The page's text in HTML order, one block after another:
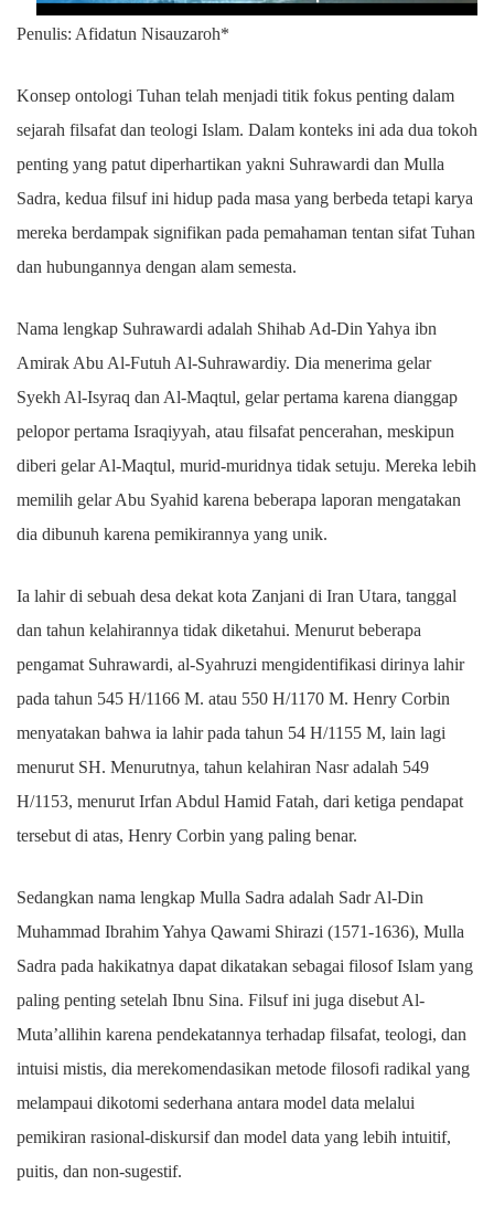
Penulis: Afidatun Nisauzaroh*
Konsep ontologi Tuhan telah menjadi titik fokus penting dalam
sejarah filsafat dan teologi Islam. Dalam konteks ini ada dua tokoh
penting yang patut diperhartikan yakni Suhrawardi dan Mulla
Sadra, kedua filsuf ini hidup pada masa yang berbeda tetapi karya
mereka berdampak signifikan pada pemahaman tentan sifat Tuhan
dan hubungannya dengan alam semesta.
Nama lengkap Suhrawardi adalah Shihab Ad-Din Yahya ibn
Amirak Abu Al-Futuh Al-Suhrawardiy. Dia menerima gelar
Syekh Al-Isyraq dan Al-Maqtul, gelar pertama karena dianggap
pelopor pertama Israqiyyah, atau filsafat pencerahan, meskipun
diberi gelar Al-Maqtul, murid-muridnya tidak setuju. Mereka lebih
memilih gelar Abu Syahid karena beberapa laporan mengatakan
dia dibunuh karena pemikirannya yang unik.
Ia lahir di sebuah desa dekat kota Zanjani di Iran Utara, tanggal
dan tahun kelahirannya tidak diketahui. Menurut beberapa
pengamat Suhrawardi, al-Syahruzi mengidentifikasi dirinya lahir
pada tahun 545 H/1166 M. atau 550 H/1170 M. Henry Corbin
menyatakan bahwa ia lahir pada tahun 54 H/1155 M, lain lagi
menurut SH. Menurutnya, tahun kelahiran Nasr adalah 549
H/1153, menurut Irfan Abdul Hamid Fatah, dari ketiga pendapat
tersebut di atas, Henry Corbin yang paling benar.
Sedangkan nama lengkap Mulla Sadra adalah Sadr Al-Din
Muhammad Ibrahim Yahya Qawami Shirazi (1571-1636), Mulla
Sadra pada hakikatnya dapat dikatakan sebagai filosof Islam yang
paling penting setelah Ibnu Sina. Filsuf ini juga disebut Al-
Muta’allihin karena pendekatannya terhadap filsafat, teologi, dan
intuisi mistis, dia merekomendasikan metode filosofi radikal yang
melampaui dikotomi sederhana antara model data melalui
pemikiran rasional-diskursif dan model data yang lebih intuitif,
puitis, dan non-sugestif.